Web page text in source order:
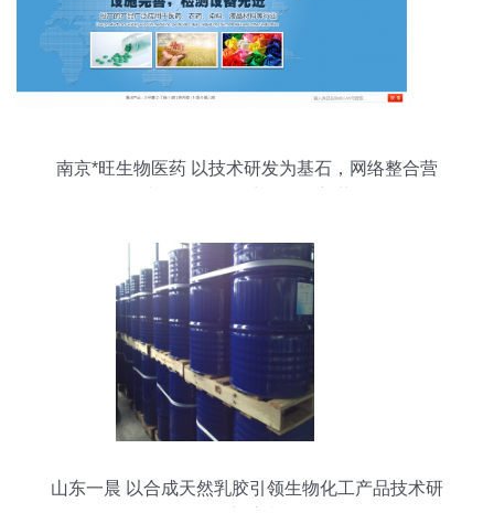
南京*旺生物医药 以技术研发为基石，网络整合营
山东一晨 以合成天然乳胶引领生物化工产品技术研